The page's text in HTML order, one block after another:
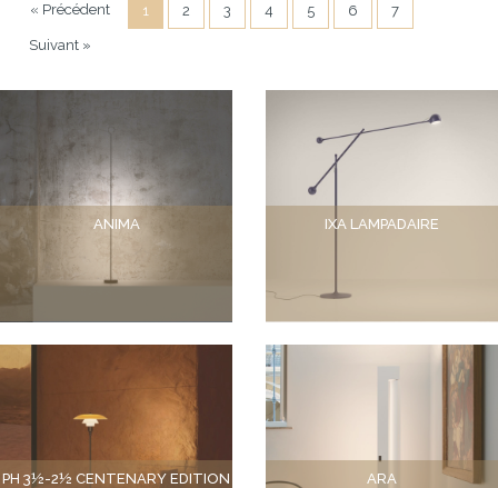
« Précédent 1 2 3 4 5 6 7
Suivant »
ANIMA IXA LAMPADAIRE
PH 3½-2½ CENTENARY EDITION ARA